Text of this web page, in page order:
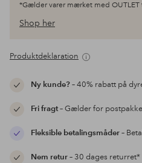
*Gælder varer mærket med OUTLET
Shop her
Produktdeklaration
Ny kunde?– 40% rabatt på
Fri fragt– Gælder for
Fleksible betalingsmåder–
Nem retur– 30 dages returret*